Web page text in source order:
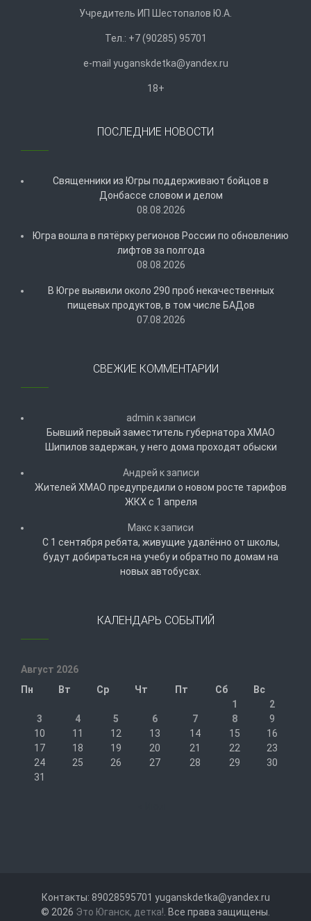
Учредитель ИП Шестопалов Ю.А.
Тел.: +7 (90285) 95701
e-mail yuganskdetka@yandex.ru
18+
ПОСЛЕДНИЕ НОВОСТИ
Священники из Югры поддерживают бойцов в
Донбассе словом и делом
08.08.2026
Югра вошла в пятёрку регионов России по обновлению
лифтов за полгода
08.08.2026
В Югре выявили около 290 проб некачественных
пищевых продуктов, в том числе БАДов
07.08.2026
СВЕЖИЕ КОММЕНТАРИИ
admin к записи
Бывший первый заместитель губернатора ХМАО
Шипилов задержан, у него дома проходят обыски
Андрей к записи
Жителей ХМАО предупредили о новом росте тарифов
ЖКХ с 1 апреля
Макс к записи
С 1 сентября ребята, живущие удалённо от школы,
будут добираться на учебу и обратно по домам на
новых автобусах.
КАЛЕНДАРЬ СОБЫТИЙ
Август 2026
Пн
Вт Ср Чт Пт Сб
Вс
1
2
3
4 5 6 7 8
9
10
11 12 13 14 15
16
17
18 19 20 21 22
23
24
25 26 27 28 29
30
31
Контакты: 89028595701 yuganskdetka@yandex.ru
© 2026 Это Юганск, детка! . Все права защищены.